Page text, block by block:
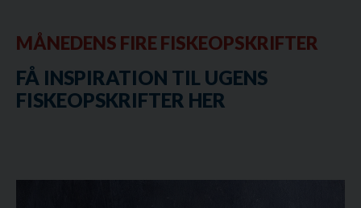
MÅNEDENS FIRE FISKEOPSKRIFTER
FÅ INSPIRATION TIL UGENS
FISKEOPSKRIFTER HER